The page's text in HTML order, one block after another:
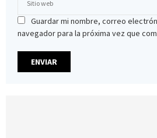
Guardar mi nombre, correo
navegador para la próxima vez que